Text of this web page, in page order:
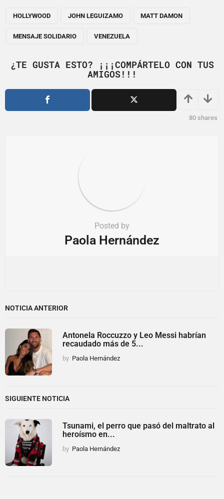
i
o
HOLLYWOOD JOHN LEGUIZAMO MATT DAMON
MENSAJE SOLIDARIO VENEZUELA
¿TE GUSTA ESTO? ¡¡¡COMPÁRTELO CON TUS
AMIGOS!!!
80 shares
Posted by
Paola Hernández
NOTICIA ANTERIOR
Antonela Roccuzzo y Leo Messi habrían
recaudado más de 5...
by Paola Hernández
SIGUIENTE NOTICIA
Tsunami, el perro que pasó del maltrato al
heroísmo en...
by Paola Hernández